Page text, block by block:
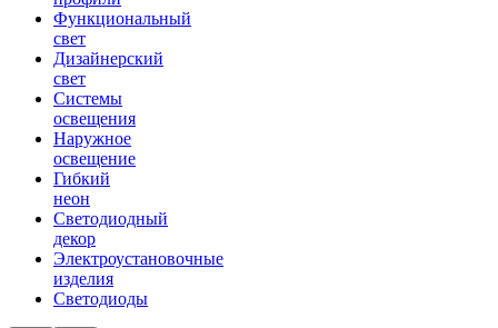
Функциональный
свет
Дизайнерский
свет
Системы
освещения
Наружное
освещение
Гибкий
неон
Светодиодный
декор
Электроустановочные
изделия
Светодиоды